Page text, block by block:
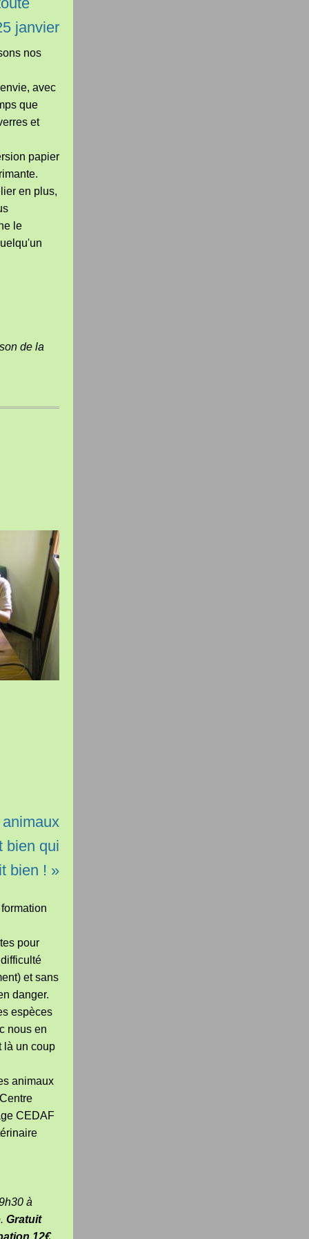
janvier
nos
avec
que
et
papier
en plus,
le
de la
bien qui
bien ! »
pour
et sans
danger.
espèces
nous en
là un coup
animaux
CEDAF
à
Gratuit
12€